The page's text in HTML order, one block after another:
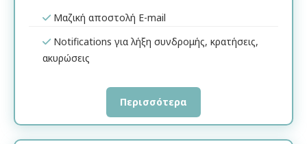
Μαζική αποστολή E-mail
Notifications για λήξη συνδρομής, κρατήσεις,
ακυρώσεις
Περισσότερα